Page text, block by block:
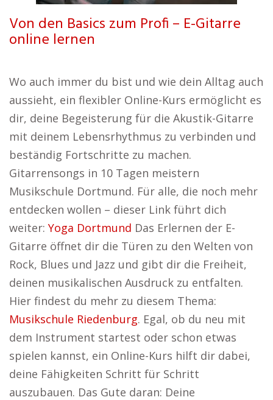
Von den Basics zum Profi – E-Gitarre
online lernen
Wo auch immer du bist und wie dein Alltag auch
aussieht, ein flexibler Online-Kurs ermöglicht es
dir, deine Begeisterung für die Akustik-Gitarre
mit deinem Lebensrhythmus zu verbinden und
beständig Fortschritte zu machen.
Gitarrensongs in 10 Tagen meistern
Musikschule Dortmund. Für alle, die noch mehr
entdecken wollen – dieser Link führt dich
weiter: Yoga Dortmund Das Erlernen der E-
Gitarre öffnet dir die Türen zu den Welten von
Rock, Blues und Jazz und gibt dir die Freiheit,
deinen musikalischen Ausdruck zu entfalten.
Hier findest du mehr zu diesem Thema:
Musikschule Riedenburg. Egal, ob du neu mit
dem Instrument startest oder schon etwas
spielen kannst, ein Online-Kurs hilft dir dabei,
deine Fähigkeiten Schritt für Schritt
auszubauen. Das Gute daran: Deine